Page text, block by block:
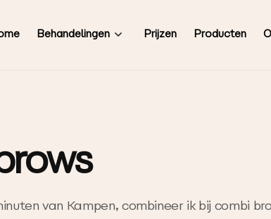
Behandelingen Prijzen Producten
van Kampen, combineer ik bij combi